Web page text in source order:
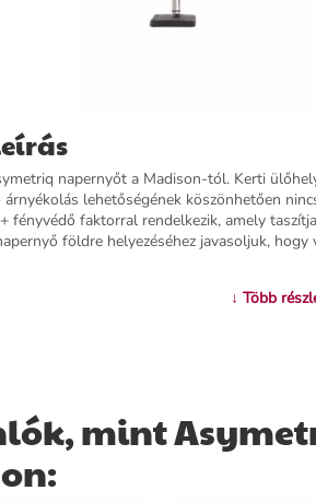
napernyőt a Madison-tól. Kerti
lehetőségének köszönhetően
fényvédő faktorral rendelkezik, amely
földre helyezéséhez javasoljuk,
↓ Több
mint